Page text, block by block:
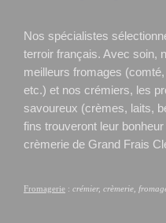
Nos spécialistes
terroir français. Avec soin,
meilleurs fromages
etc.) et nos crémiers, les
savoureux (crèmes, laits,
fins trouveront leur
crèmerie de Grand Frais
Fromagerie : crémier, crèmerie,